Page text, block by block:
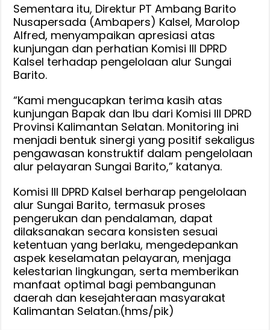
Sementara itu, Direktur PT Ambang Barito
Nusapersada (Ambapers) Kalsel, Marolop
Alfred, menyampaikan apresiasi atas
kunjungan dan perhatian Komisi III DPRD
Kalsel terhadap pengelolaan alur Sungai
Barito.
“Kami mengucapkan terima kasih atas
kunjungan Bapak dan Ibu dari Komisi III DPRD
Provinsi Kalimantan Selatan. Monitoring ini
menjadi bentuk sinergi yang positif sekaligus
pengawasan konstruktif dalam pengelolaan
alur pelayaran Sungai Barito,” katanya.
Komisi III DPRD Kalsel berharap pengelolaan
alur Sungai Barito, termasuk proses
pengerukan dan pendalaman, dapat
dilaksanakan secara konsisten sesuai
ketentuan yang berlaku, mengedepankan
aspek keselamatan pelayaran, menjaga
kelestarian lingkungan, serta memberikan
manfaat optimal bagi pembangunan
daerah dan kesejahteraan masyarakat
Kalimantan Selatan.(hms/pik)